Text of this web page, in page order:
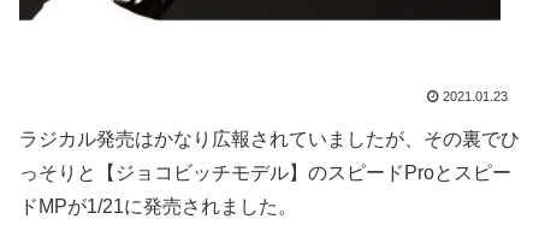
2021.01.23
ラジカル発売はかなり広報されていましたが、その裏でひ
っそりと【ジョコビッチモデル】のスピードProとスピー
ドMPが1/21に発売されました。